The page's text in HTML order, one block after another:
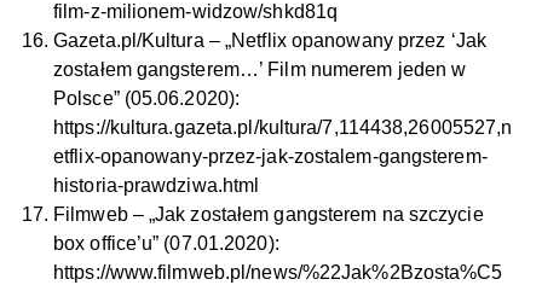
film-z-milionem-widzow/shkd81q
Gazeta.pl/Kultura – „Netflix opanowany przez ‘Jak
zostałem gangsterem…’ Film numerem jeden w
Polsce” (05.06.2020):
https://kultura.gazeta.pl/kultura/7,114438,26005527,n
etflix-opanowany-przez-jak-zostalem-gangsterem-
historia-prawdziwa.html
Filmweb – „Jak zostałem gangsterem na szczycie
box office’u” (07.01.2020):
https://www.filmweb.pl/news/%22Jak%2Bzosta%C5